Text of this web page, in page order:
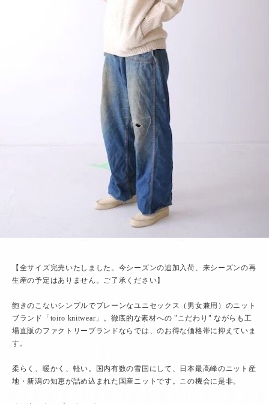
【全サイズ完売いたしました。今シーズンの追加入荷、来シーズンの再
生産の予定はありません。ご了承ください】
飽きのこないシンプルでプレーンなユニセックス（男女兼用）のニット
ブランド「toiro knitwear」。徹底的な素材への "こだわり" ながらも工
場直販のファクトリーブランドならでは、のお得な価格帯に抑えていま
す。
柔らく、暖かく、軽い。国内有数の雪国にして、日本最高峰のニット産
地・新潟の知恵が詰め込まれた国産ニットです。この機会に是非。